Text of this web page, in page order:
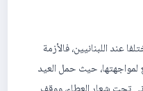
عند اللبنانيين، فالأزمة
حيث حمل العيد